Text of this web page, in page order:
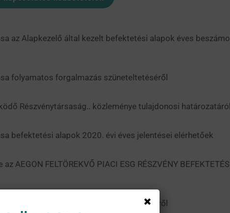
az Alapkezelő által kezelt befektetési alapok éves
folyamatos forgalmazás szüneteltetéséről
Részvénytársaság.. közleménye tulajdonosi
befektetési alapok 2020. évi éves jelentései elérhetőek
FELTÖREKVŐ PIACI ESG RÉSZVÉNY
folyamatos forgalmazás szüneteltetéséről